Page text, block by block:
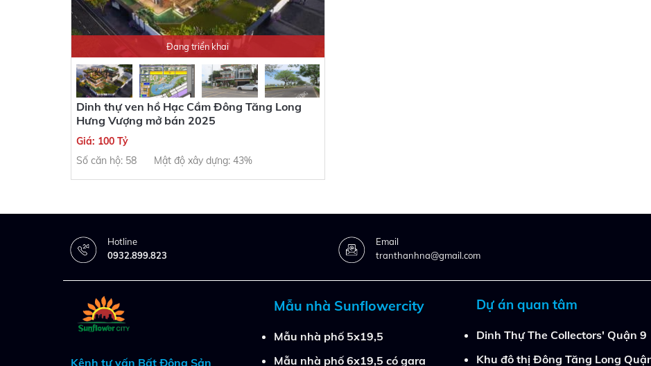
Đang triển khai
Dinh thự ven hồ Hạc Cầm Đông Tăng Long
Hưng Vượng mở bán 2025
Giá: 100 Tỷ
Số căn hộ: 58
Mật độ xây dựng: 43%
Hotline
0932.899.823
Email
tranthanhna@gmail.com
Kênh tư vấn Bất Động Sản
Mẫu nhà Sunflowercity
Mẫu nhà phố 5x19,5
Mẫu nhà phố 6x19,5 có gara
Dự án quan tâm
Dinh Thự The Collectors' Quận 9
Khu đô thị Đông Tăng Long